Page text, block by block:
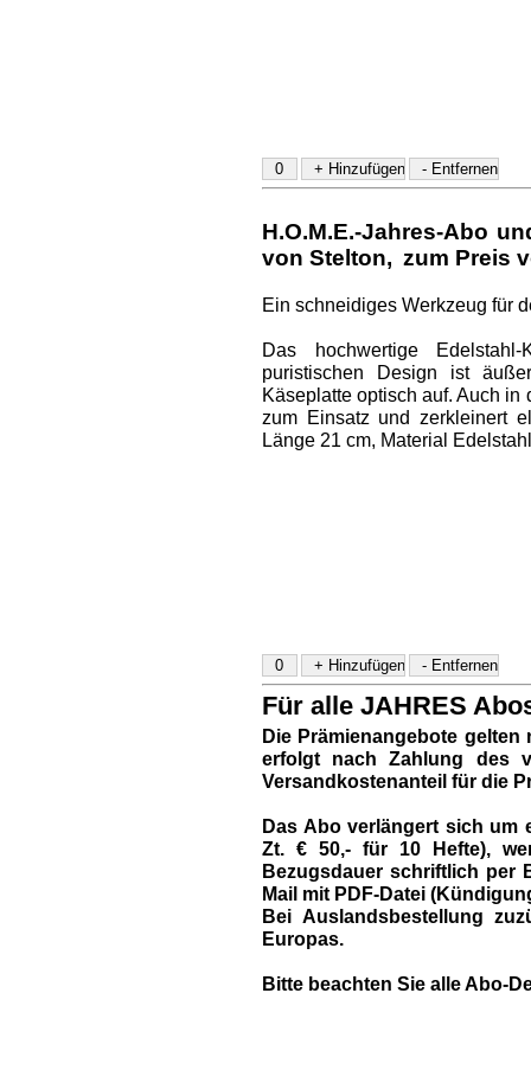
H.O.M.E.-Jahres-Abo
von Stelton, zum Preis
Ein schneidiges Werkzeug für
Das hochwertige
puristischen Design ist
Käseplatte optisch auf. Auch in
zum Einsatz und zerkleinert
Länge 21 cm, Material
Für alle JAHRES
Die Prämienangebote
erfolgt nach Zahlung des
Versandkostenanteil für die
Das Abo verlängert sich um
Zt. € 50,- für 10 Hefte),
Bezugsdauer schriftlich per
Mail mit PDF-Datei
Bei Auslandsbestellung
Europas.
Bitte beachten Sie alle Abo-